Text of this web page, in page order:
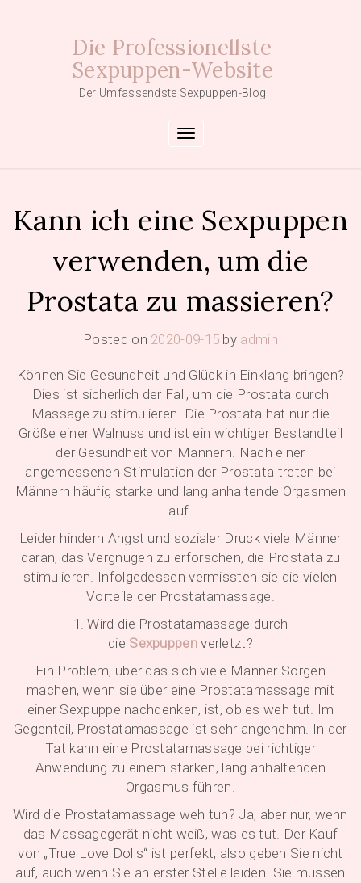
Die Professionellste
Sexpuppen-Website
Der Umfassendste Sexpuppen-Blog
Toggle navigation
Kann ich eine Sexpuppen
verwenden, um die
Prostata zu massieren?
Posted on 2020-09-15 by admin
Können Sie Gesundheit und Glück in Einklang bringen?
Dies ist sicherlich der Fall, um die Prostata durch
Massage zu stimulieren. Die Prostata hat nur die
Größe einer Walnuss und ist ein wichtiger Bestandteil
der Gesundheit von Männern. Nach einer
angemessenen Stimulation der Prostata treten bei
Männern häufig starke und lang anhaltende Orgasmen
auf.
Leider hindern Angst und sozialer Druck viele Männer
daran, das Vergnügen zu erforschen, die Prostata zu
stimulieren. Infolgedessen vermissten sie die vielen
Vorteile der Prostatamassage.
1. Wird die Prostatamassage durch
die Sexpuppenverletzt?
Ein Problem, über das sich viele Männer Sorgen
machen, wenn sie über eine Prostatamassage mit
einer Sexpuppe nachdenken, ist, ob es weh tut. Im
Gegenteil, Prostatamassage ist sehr angenehm. In der
Tat kann eine Prostatamassage bei richtiger
Anwendung zu einem starken, lang anhaltenden
Orgasmus führen.
Wird die Prostatamassage weh tun? Ja, aber nur, wenn
das Massagegerät nicht weiß, was es tut. Der Kauf
von „True Love Dolls“ ist perfekt, also geben Sie nicht
auf, auch wenn Sie an erster Stelle leiden. Sie müssen